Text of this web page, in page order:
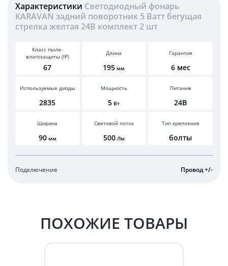
Характеристики Светодиодный фонарь
KARAVAN задний поворотник 5 Ватт бегущая
стрелка желтая 24В комплект 2 шт
Класс пыле-
влагозащиты (IP)
67
Длина
195 мм
Гарантия
6 мес
Используемые диоды
2835
Мощность
5 Вт
Питание
24В
Ширина
90 мм
Световой поток
500 Лм
Тип крепления
болты
Подключение Провод +/-
ПОХОЖИЕ ТОВАРЫ